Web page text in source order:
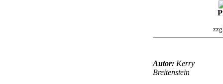
Autor: Kerry
Breitenstein